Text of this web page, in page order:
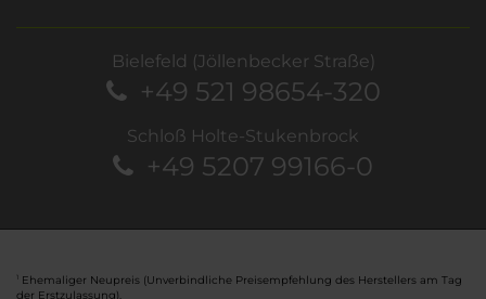
Bielefeld (Jöllenbecker Straße)
+49 521 98654-320
Schloß Holte-Stukenbrock
+49 5207 99166-0
Ehemaliger Neupreis (Unverbindliche Preisempfehlung des Herstellers am Tag
der Erstzulassung).